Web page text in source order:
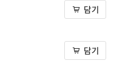
담기
담기